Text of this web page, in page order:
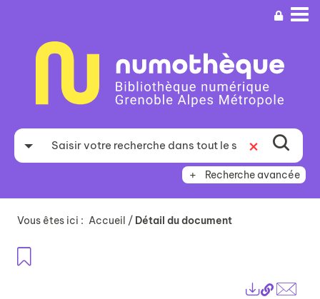
recherche
Recherche avancée
Vous êtes ici : Accueil / Détail du document
Lien